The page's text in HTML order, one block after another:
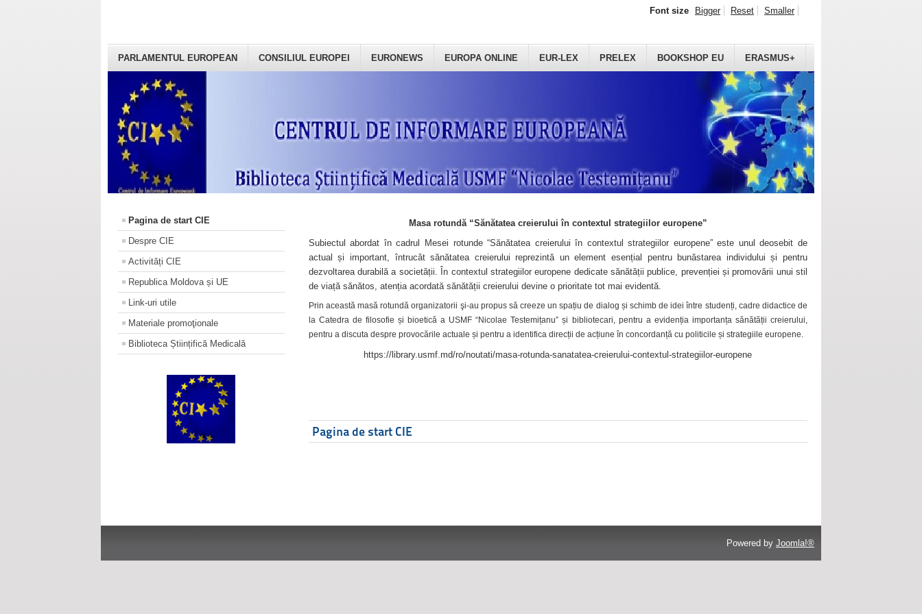
PARLAMENTUL EUROPEAN CONSILIUL EUROPEI EURONEWS EUROPA ONLINE EUR-LEX PRELEX BOOKSHOP EU ERASMUS+
Font size Bigger Reset Smaller
Pagina de start CIE
Despre CIE
Activități CIE
Republica Moldova și UE
Link-uri utile
Materiale promoţionale
Biblioteca Științifică Medicală
Masa rotundă “Sănătatea creierului în contextul strategiilor europene”
Subiectul abordat în cadrul Mesei rotunde “Sănătatea creierului în contextul strategiilor europene” este unul deosebit de
actual și important, întrucât sănătatea creierului reprezintă un element esențial pentru bunăstarea individului și pentru
dezvoltarea durabilă a societății. În contextul strategiilor europene dedicate sănătății publice, prevenției și promovării unui stil
de viață sănătos, atenția acordată sănătății creierului devine o prioritate tot mai evidentă.
Prin această masă rotundă organizatorii şi-au propus să creeze un spațiu de dialog și schimb de idei între studenți, cadre didactice de
la Catedra de filosofie și bioetică a USMF “Nicolae Testemițanu” și bibliotecari, pentru a evidenția importanța sănătății creierului,
pentru a discuta despre provocările actuale și pentru a identifica direcții de acțiune în concordanță cu politicile și strategiile europene.
https://library.usmf.md/ro/noutati/masa-rotunda-sanatatea-creierului-contextul-strategiilor-europene
Pagina de start CIE
Powered by Joomla!®